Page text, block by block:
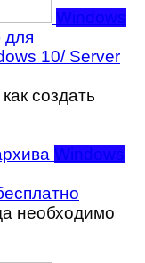
Windows
для
10/ Server
создать
Windows
необходимо